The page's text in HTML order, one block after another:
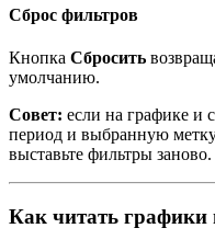
Сброс фильтров
Кнопка Сбросить
умолчанию.
Совет: если на графике и
период и выбранную
выставьте фильтры заново.
Как читать графики